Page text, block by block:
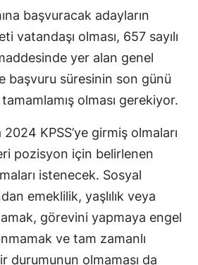
başvuracak adayların
vatandaşı olması, 657 sayılı
yer alan genel
başvuru süresinin son günü
tamamlamış olması gerekiyor.
KPSS’ye girmiş olmaları
pozisyon için belirlenen
istenecek. Sosyal
emeklilik, yaşlılık veya
görevini yapmaya engel
ve tam zamanlı
durumunun olmaması da